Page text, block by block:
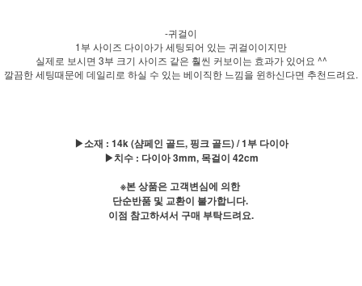
-귀걸이
1부 사이즈 다이아가 세팅되어 있는 귀걸이이지만
실제로 보시면 3부 크기 사이즈 같은 훨씬 커보이는 효과가 있어요 ^^
깔끔한 세팅때문에 데일리로 하실 수 있는 베이직한 느낌을 윈하신다면 추천드려요.
▶소재 : 14k (샴페인 골드, 핑크 골드) / 1부 다이아
▶치수 : 다이아 3mm, 목걸이 42cm
※본 상품은 고객변심에 의한
단순반품 및 교환이 불가합니다.
이점 참고하셔서 구매 부탁드려요.